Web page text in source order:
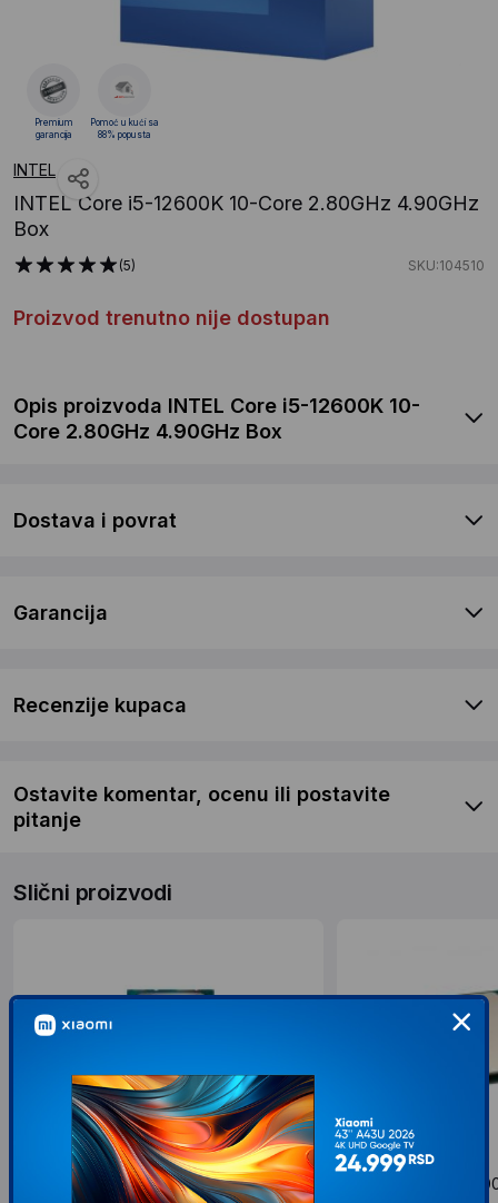
INTEL
INTEL Core i5-12600K 10-Core 2.80GHz 4.90GHz
Box
(5) SKU:104510
Proizvod trenutno nije dostupan
Premium
garancija
Pomoć u kući sa
88% popusta
Opis proizvoda INTEL Core i5-12600K 10-
Core 2.80GHz 4.90GHz Box
Dostava i povrat
Garancija
Recenzije kupaca
Ostavite komentar, ocenu ili postavite
pitanje
Slični proizvodi
INTEL Core i5-14400F do 4.70GHz
INTEL Core i5-